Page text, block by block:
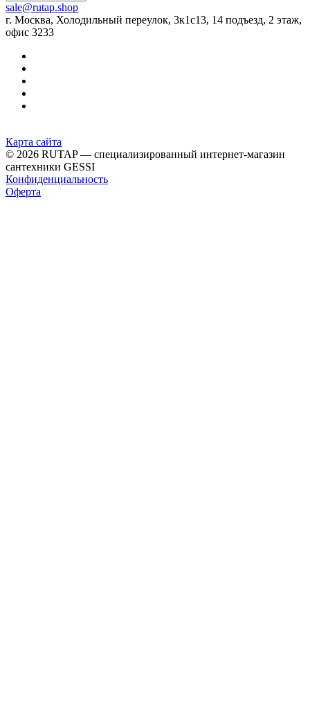
sale@rutap.shop
г. Москва, Холодильный переулок, 3к1с13, 14 подъезд, 2 этаж,
офис 3233
Карта сайта
© 2026 RUTAP — специализированный интернет-магазин
сантехники GESSI
Конфиденциальность
Оферта